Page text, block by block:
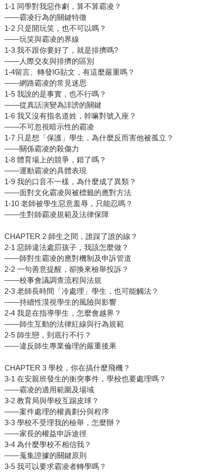
1-1 同學對我惡作劇，算不算霸凌？
——霸凌行為的關鍵特徵
1-2 只是開玩笑，也不可以嗎？
——玩笑與霸凌的界線
1-3 我不跟你要好了，就是排擠嗎?
——人際交友與排擠的區別
1-4留言、轉發IG貼文，有這麼嚴重嗎？
——網路霸凌的常見迷思
1-5 我說的是事實，也不行嗎？
——從真話演變為誹謗的關鍵
1-6 我又沒有指名道姓，幹嘛對號入座？
——不可忽視暗示性的霸凌
1-7 只是想「保護」學生，為什麼反而害他被孤立？
——關係霸凌的殺傷力
1-8 體育場上的競爭，錯了嗎？
——運動霸凌的具體表現
1-9 我的口音不一樣，為什麼成了異類？
——面對文化霸凌與被標籤的應對方法
1-10 老師被學生惡意羞辱，只能忍嗎？
——生對師霸凌規範及法律保障
CHAPTER 2 師生之間，誰踩了誰的線？
2-1 惡師違法處罰孩子，我該怎麼做？
——師對生霸凌的應對機制及申訴管道
2-2 一句善意提醒，卻換來檢舉投訴？
——校事會議調查流程與法規
2-3 老師長時間「冷處理」學生，也可能觸法？
——持續性漠視學生的風險與影響
2-4 我是在指導學生，怎麼會越界？
——師生互動的法律紅線與行為規範
2-5 師生戀，到底行不行？
——違反師生專業倫理的嚴重後果
CHAPTER 3 學校，你在搞什麼飛機？
3-1 在安親班發生的衝突事件，學校也要處理嗎？
——霸凌的適用範圍及場域
3-2 教育局與學校互踢皮球？
——案件處理的權責劃分與程序
3-3 學校不受理我的檢舉，怎麼辦？
——家長的權益申訴途徑
3-4 為什麼學校不相信我？
——蒐集證據的關鍵原則
3-5 我可以要求霸凌者轉學嗎？